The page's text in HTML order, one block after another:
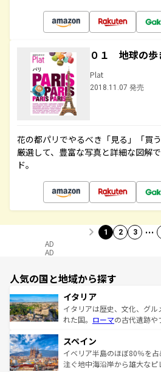
０１ 地球の
Plat
2018.11.07 発売
花の都パリでやるべき「見る」「買
厳選して、豊富な写真と詳細な図解
ド。
1 2 3 …
AD
AD
人気の国と地域から探す
イタリア
イタリアは歴史、文化、グ
れた国。 ローマの古代遺跡や
ろん、トスカーナの美しい田
景など、自然景観も見逃せ
ピザやパスタなど、絶品の
スペイン
イベリア半島のほぼ80％を
注ぐ地中海沿岸から雄大な